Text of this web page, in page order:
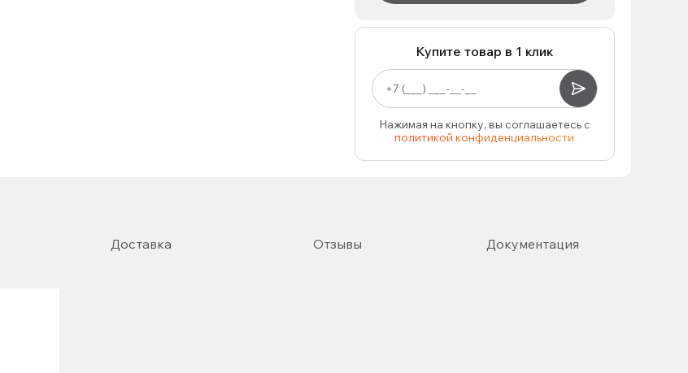
Купите товар в 1 клик
Нажимая на кнопку, вы соглашаетесь с
политикой конфиденциальности
Доставка Отзывы Документация